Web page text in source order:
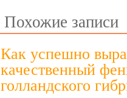
Похожие записи
Как успешно
качественный
голландского